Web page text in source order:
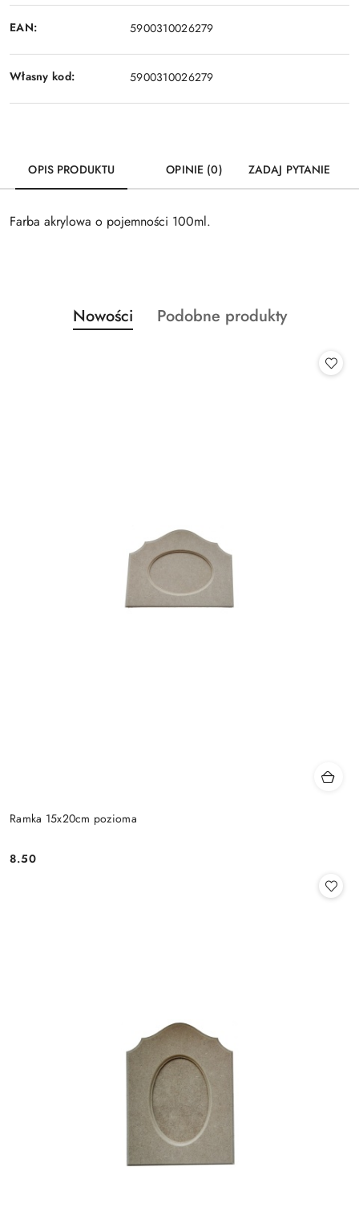
EAN: 5900310026279
Własny kod: 5900310026279
OPIS PRODUKTU OPINIE (0) ZADAJ PYTANIE
Farba akrylowa o pojemności 100ml.
Pomiń karuzelę produktów
Produkty
o
Nowości
Produkty
Podobne produkty
Ramka 15x20cm pozioma
Cena:
8.50